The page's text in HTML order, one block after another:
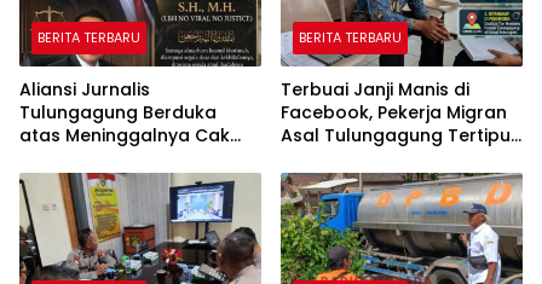
BERITA TERBARU
Aliansi Jurnalis
Tulungagung Berduka
atas Meninggalnya Cak
“Beliau Pejuang Keadilan
yang Vokal”
BERITA TERBARU
Terbuai Janji Manis di
Facebook, Pekerja Migran
Asal Tulungagung Tertipu